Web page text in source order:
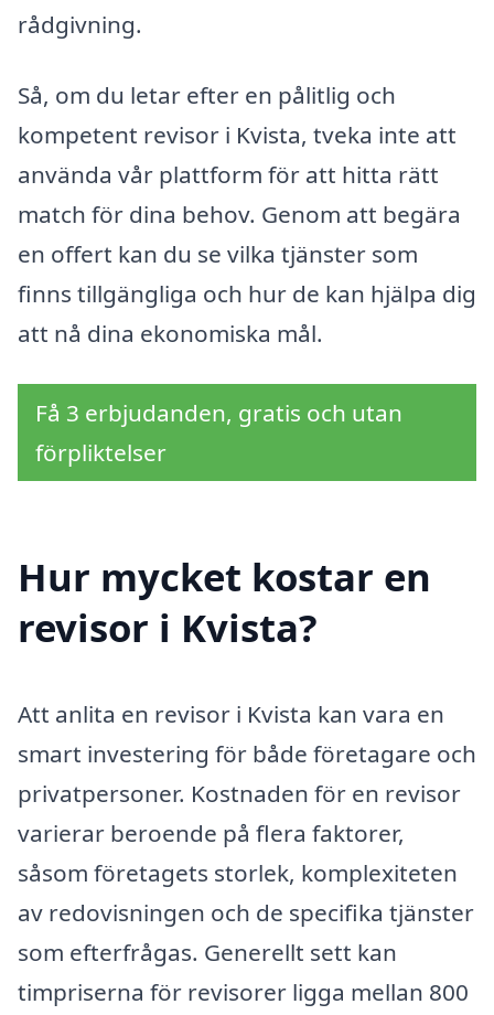
rådgivning.
Så, om du letar efter en pålitlig och
kompetent revisor i Kvista, tveka inte att
använda vår plattform för att hitta rätt
match för dina behov. Genom att begära
en offert kan du se vilka tjänster som
finns tillgängliga och hur de kan hjälpa dig
att nå dina ekonomiska mål.
Få 3 erbjudanden, gratis och utan
förpliktelser
Hur mycket kostar en
revisor i Kvista?
Att anlita en revisor i Kvista kan vara en
smart investering för både företagare och
privatpersoner. Kostnaden för en revisor
varierar beroende på flera faktorer,
såsom företagets storlek, komplexiteten
av redovisningen och de specifika tjänster
som efterfrågas. Generellt sett kan
timpriserna för revisorer ligga mellan 800